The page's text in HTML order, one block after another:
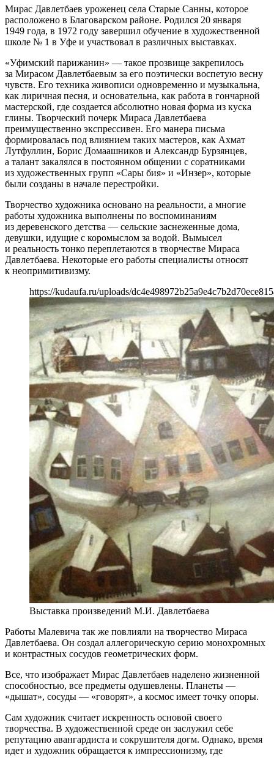
Мирас Давлетбаев уроженец села Старые Санны, которое
расположено в Благоварском районе. Родился 20 января
1949 года, в 1972 году завершил обучение в художественной
школе № 1 в Уфе и участвовал в различных выставках.
«Уфимский парижанин» — такое прозвище закрепилось
за Мирасом Давлетбаевым за его поэтически воспетую весну
чувств. Его техника живописи одновременно и музыкальна,
как лиричная песня, и основательна, как работа в гончарной
мастерской, где создается абсолютно новая форма из куска
глины. Творческий почерк Мираса Давлетбаева
преимущественно экспрессивен. Его манера письма
формировалась под влиянием таких мастеров, как Ахмат
Лутфуллин, Борис Домаашников и Александр Бурзянцев,
а талант закалялся в постоянном общении с соратниками
из художественных групп «Сары бия» и «Инзер», которые
были созданы в начале перестройки.
Творчество художника основано на реальности, а многие
работы художника выполнены по воспоминаниям
из деревенского детства — сельские заснеженные дома,
девушки, идущие с коромыслом за водой. Вымысел
и реальность тонко переплетаются в творчестве Мираса
Давлетбаева. Некоторые его работы специалисты относят
к неопримитивизму.
https://kudaufa.ru/uploads/
Выставка произведений М.И. Давлетбаева
Работы Малевича так же повлияли на творчество Мираса
Давлетбаева. Он создал аллегорическую серию монохромных
и контрастных сосудов геометрических форм.
Все, что изображает Мирас Давлетбаев наделено жизненной
способностью, все предметы одушевлены. Планеты —
«дышат», сосуды — «говорят», а космос имеет точку опоры.
Сам художник считает искренность основой своего
творчества. В художественной среде он заслужил себе
репутацию авангардиста и сокрушителя догм. Однако, время
идет и художник обращается к импрессионизму, где